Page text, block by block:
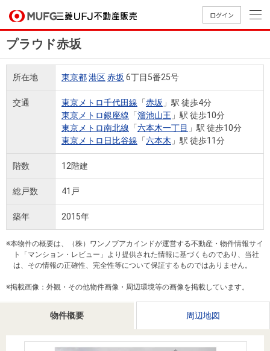
ログイン
買いたいTOP
中古
マン
ショ
ンを
探す
中古
一戸
建て
す
投
用
件を
売りたいTOP
無
料
査
定
相
談
売却
時手
金額
店舗案内TOP
店舗のご
案内（首
都圏）
古屋）
西）
会社情報TOP
ごあいさ
つ
経営ビジ
ョン
組織図
役員一
覧
沿革
本社地
ニュース
リリース
（電子ブ
採用情報TOP
新卒採用
情報
買いたい
売りたい
採用情報
法人のお客さま
提携企業にお勤めの方
閉じる
プラウド赤坂
物件概要 周辺地図
所在地 東京都港区赤坂 6丁目5番25号
交通 東京メトロ千代田線 「赤坂 」駅 徒歩4分
東京メトロ銀座線 「溜池山王 」駅 徒歩10分
東京メトロ南北線 「六本木一丁目 」駅 徒歩10分
東京メトロ日比谷線 「六本木 」駅 徒歩11分
階数 12階建
総戸数 41戸
築年 2015年
※本物件の概要は、（株）ワンノブアカインドが運営する不動産・物件情報サイ
ト「マンション・レビュー」より提供された情報に基づくものであり、当社
は、その情報の正確性、完全性等について保証するものではありません。
※掲載画像：外観・その他物件画像・周辺環境等の画像を掲載しています。